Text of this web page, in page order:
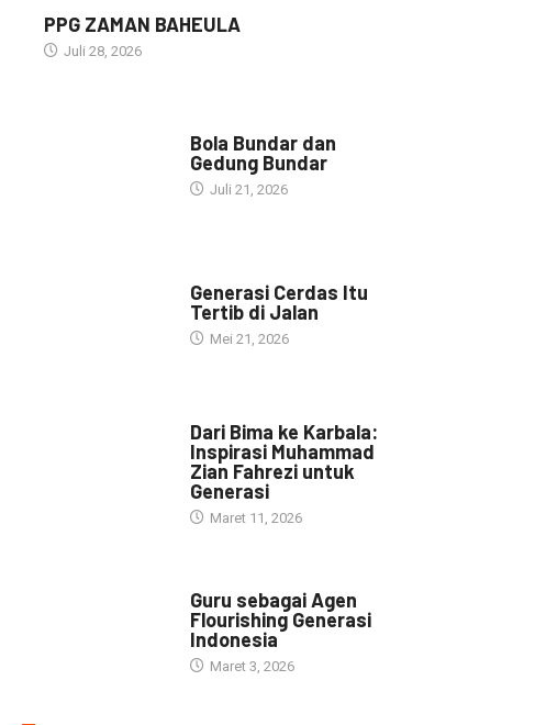
PPG ZAMAN BAHEULA
Juli 28, 2026
Bola Bundar dan
Gedung Bundar
Juli 21, 2026
Generasi Cerdas Itu
Tertib di Jalan
Mei 21, 2026
Dari Bima ke Karbala:
Inspirasi Muhammad
Zian Fahrezi untuk
Generasi
Maret 11, 2026
Guru sebagai Agen
Flourishing Generasi
Indonesia
Maret 3, 2026